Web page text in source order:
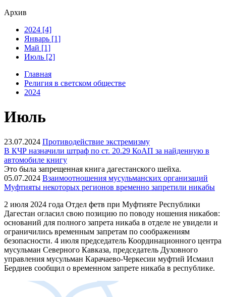
Архив
2024 [4]
Январь [1]
Май [1]
Июль [2]
Главная
Религия в светском обществе
2024
Июль
23.07.2024 Противодействие экстремизму
В КЧР назначили штраф по ст. 20.29 КоАП за найденную в
автомобиле книгу
Это была запрещенная книга дагестанского шейха.
05.07.2024 Взаимоотношения мусульманских организаций
Муфтияты некоторых регионов временно запретили никабы
2 июля 2024 года Отдел фетв при Муфтияте Республики
Дагестан огласил свою позицию по поводу ношения никабов:
оснований для полного запрета никаба в отделе не увидели и
ограничились временным запретам по соображениям
безопасности. 4 июля председатель Координационного центра
мусульман Северного Кавказа, председатель Духовного
управления мусульман Карачаево-Черкесии муфтий Исмаил
Бердиев сообщил о временном запрете никаба в республике.